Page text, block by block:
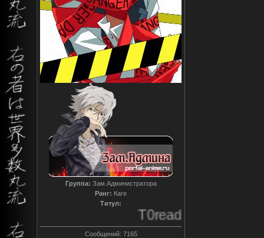
Группа: Зам.Администратора
Ранг: Каге
Титул:
T0reador xD
Сообщений: 7165